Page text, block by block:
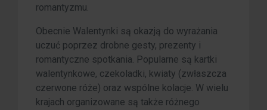
romantyzmu.
Obecnie Walentynki są okazją do wyrażania
uczuć poprzez drobne gesty, prezenty i
romantyczne spotkania. Popularne są kartki
walentynkowe, czekoladki, kwiaty (zwłaszcza
czerwone róże) oraz wspólne kolacje. W wielu
krajach organizowane są także różnego